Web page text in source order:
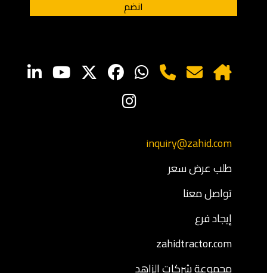
inquiry@zahid.com
طلب عرض سعر
تواصل معنا
إيجاد فرع
zahidtractor.com
مجموعة شركات الزاهد